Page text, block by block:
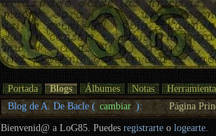
Portada Blogs Álbumes Notas
Blog de A. De Bacle ( cambiar ): Página
Bienvenid@ a LoG85. Puedesregistrarte ologearte.